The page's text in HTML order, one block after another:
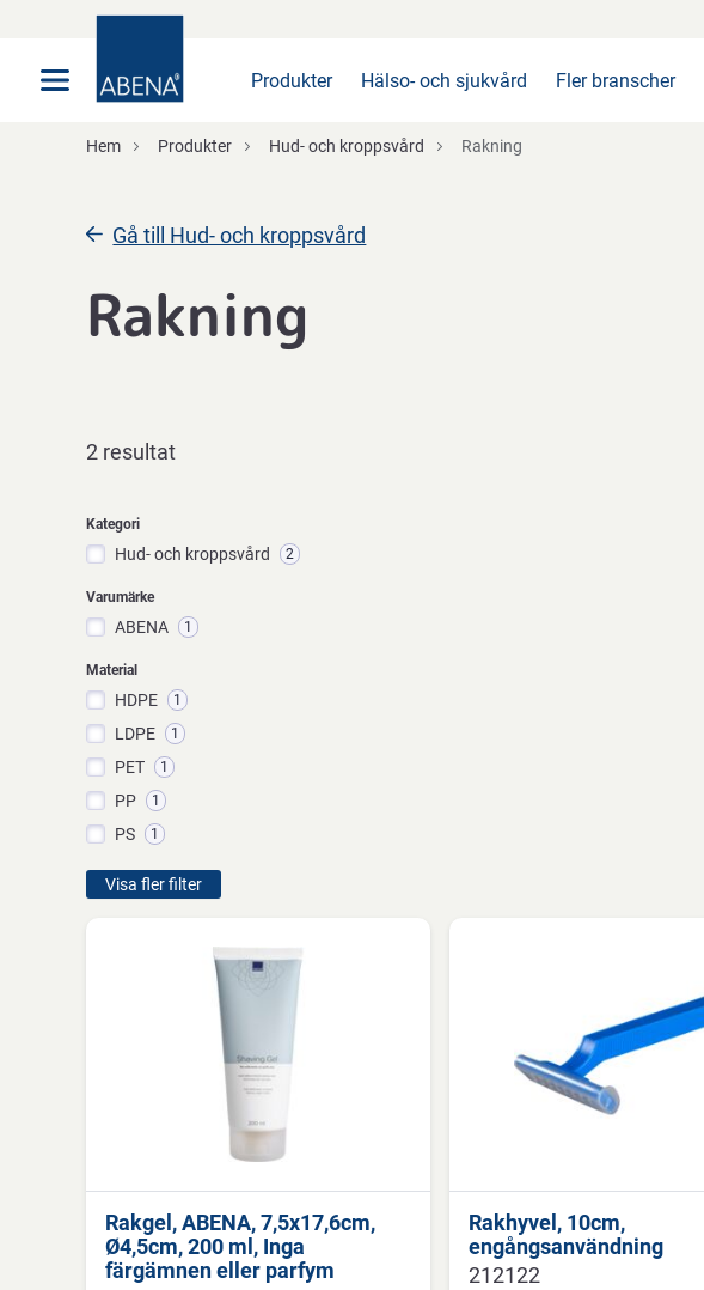
Produkter Hälso- och sjukvård Fler branscher
Hem Produkter Hud- och kroppsvård Rakning
Gå till Hud- och kroppsvård
Rakning
2 resultat
Kategori
Hud- och kroppsvård 2
Varumärke
ABENA 1
Material
HDPE 1
LDPE 1
PET 1
PP 1
PS 1
Visa fler filter
Rakgel, ABENA, 7,5x17,6cm,
Ø4,5cm, 200 ml, Inga
färgämnen eller parfym
Rakhyvel, 10cm,
engångsanvändning
212122